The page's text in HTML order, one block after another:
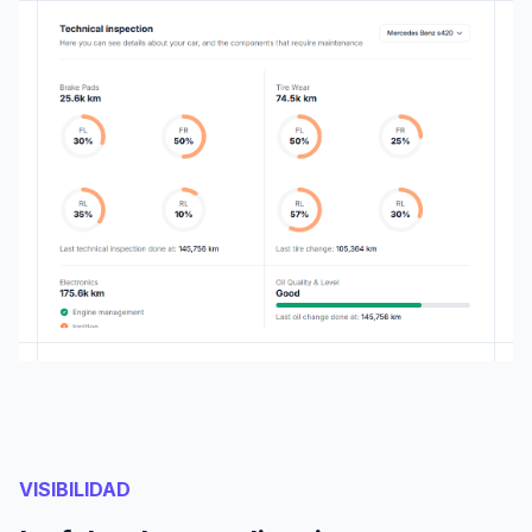
VISIBILIDAD